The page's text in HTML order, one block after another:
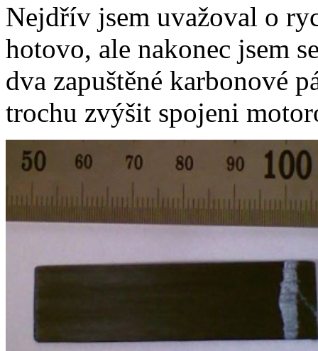
Nejdřív jsem uvažoval o
hotovo, ale nakonec jsem
dva zapuštěné karbonové
trochu zvýšit spojeni